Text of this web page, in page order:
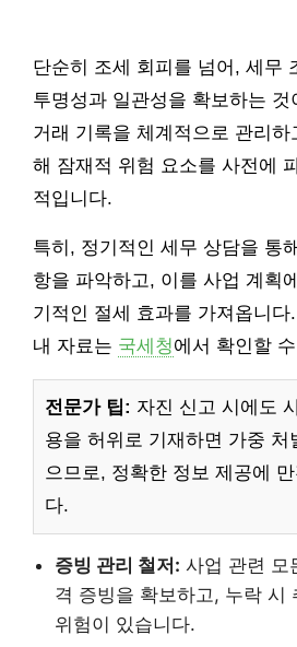
단순히 조세 회피를 넘어, 세무
투명성과 일관성을 확보하는
거래 기록을 체계적으로 관리
해 잠재적 위험 요소를 사전에
적입니다.
특히, 정기적인 세무 상담을 통
항을 파악하고, 이를 사업 계획
기적인 절세 효과를 가져옵니
내 자료는 국세청에서 확인할
전문가 팁: 자진 신고 시에도
용을 허위로 기재하면 가중 처
으므로, 정확한 정보 제공에
다.
증빙 관리 철저: 사업 관련 모
격 증빙을 확보하고, 누락 시
위험이 있습니다.